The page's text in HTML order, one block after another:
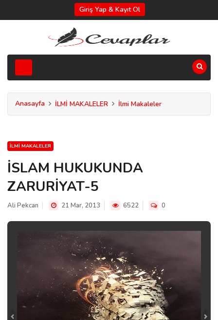
Giriş Yap & Kayıt Ol
Anasayfa İLMİ MAKALELER İlmi Makaleler
İLMI MAKALELER
İSLAM HUKUKUNDA
ZARURİYAT-5
Ali Pekcan 21 Mar, 2013 6522 0